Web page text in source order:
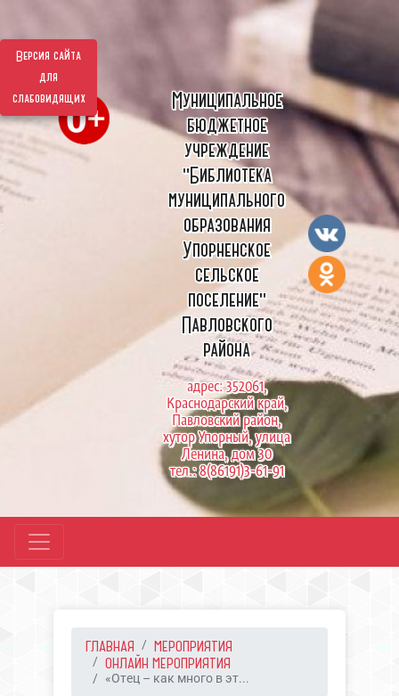
Версия сайта
для
слабовидящих
Муниципальное
бюджетное
учреждение
"Библиотека
муниципального
образования
Упорненское
сельское
поселение"
Павловского
района
адрес: 352061,
Краснодарский край,
Павловский район,
хутор Упорный, улица
Ленина, дом 30
тел.: 8(86191)3-61-91
ГЛАВНАЯ
МЕРОПРИЯТИЯ
ОНЛАЙН МЕРОПРИЯТИЯ
«Отец – как много в эт...